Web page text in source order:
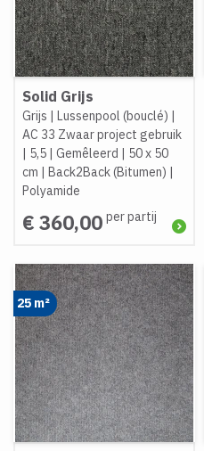
Solid Grijs
Grijs | Lussenpool (bouclé) |
AC 33 Zwaar project gebruik
| 5,5 | Gemêleerd | 50 x 50
cm | Back2Back (Bitumen) |
Polyamide
€ 360,00 per partij
25 m²